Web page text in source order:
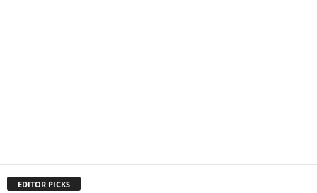
EDITOR PICKS